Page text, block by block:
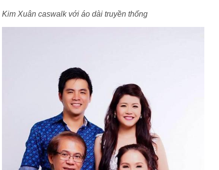
Kim Xuân caswalk với áo dài truyền thống